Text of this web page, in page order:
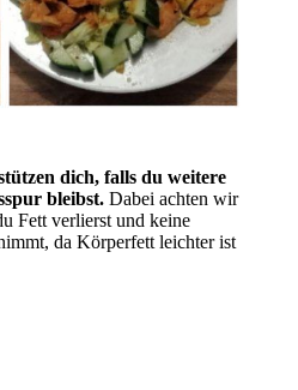
dich, falls du weitere
bleibst. Dabei achten wir
Fett verlierst und keine
da Körperfett leichter ist